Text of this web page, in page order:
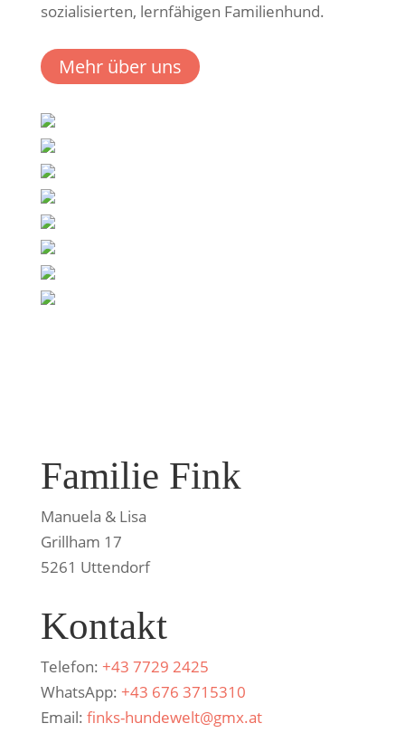
sozialisierten, lernfähigen Familienhund.
Mehr über uns
Familie Fink
Manuela & Lisa
Grillham 17
5261 Uttendorf
Kontakt
Telefon: +43 7729 2425
WhatsApp: +43 676 3715310
Email: finks-hundewelt@gmx.at